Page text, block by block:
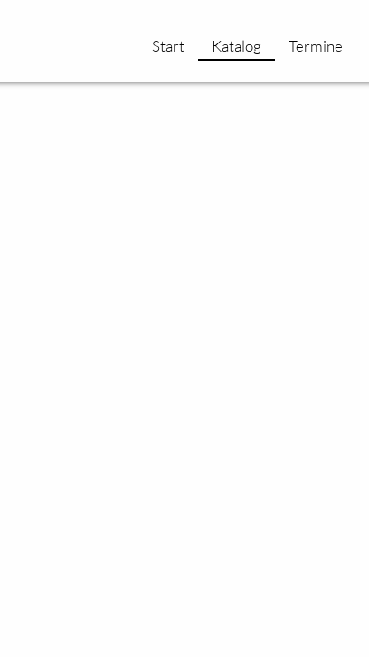
Start Katalog Termine